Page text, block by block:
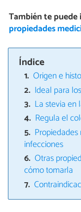
También te puede
propiedades
Índice
Origen e
Ideal para
La stevia en
Regula el
infecciones
Otras
cómo tomarla